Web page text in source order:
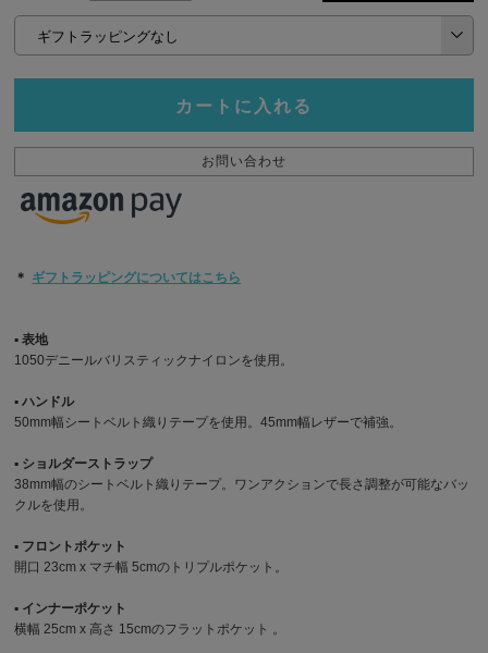
カートに入れる
お問い合わせ
＊ ギフトラッピングについてはこちら
▪︎ 表地
1050デニールバリスティックナイロンを使用。
▪︎ ハンドル
50mm幅シートベルト織りテープを使用。45mm幅レザーで補強。
▪︎ ショルダーストラップ
38mm幅のシートベルト織りテープ。ワンアクションで長さ調整が可能なバッ
クルを使用。
▪︎ フロントポケット
開口 23cm x マチ幅 5cmのトリプルポケット。
▪︎ インナーポケット
横幅 25cm x 高さ 15cmのフラットポケット 。